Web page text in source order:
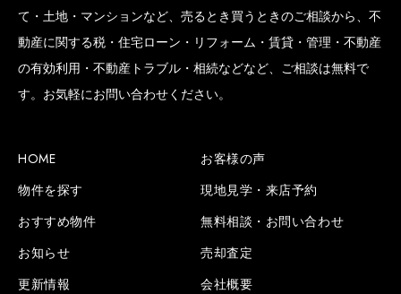
て・土地・マンションなど、売るとき買うときのご相談から、不
動産に関する税・住宅ローン・リフォーム・賃貸・管理・不動産
の有効利用・不動産トラブル・相続などなど、ご相談は無料で
す。お気軽にお問い合わせください。
HOME
物件を探す
おすすめ物件
お知らせ
更新情報
お客様の声
現地見学・来店予約
無料相談・お問い合わせ
売却査定
会社概要